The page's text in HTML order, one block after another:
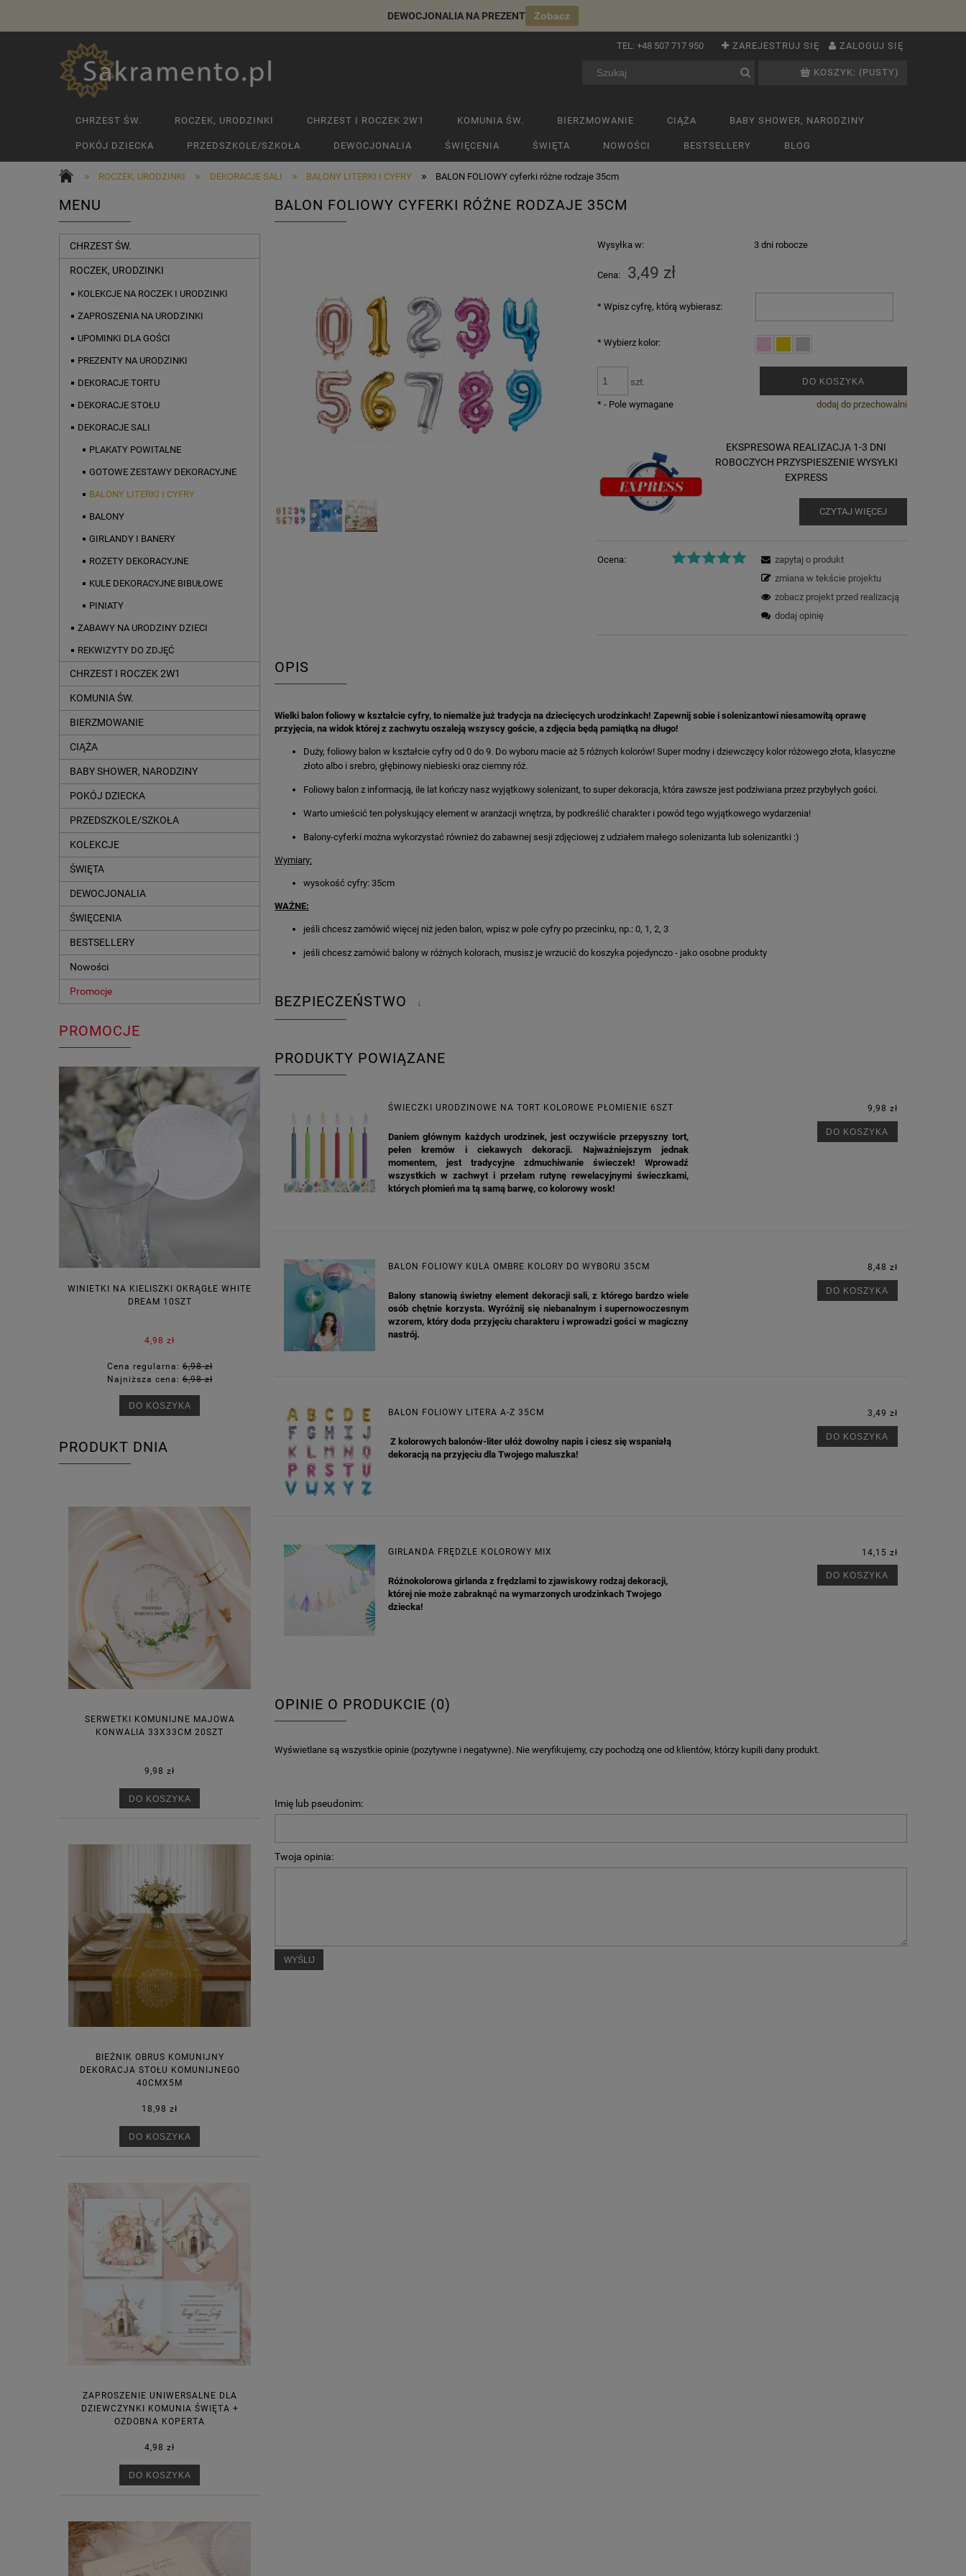
DEWOCJONALIA NA PREZENT Zobacz
ZAREJESTRUJ SIĘ ZALOGUJ SIĘ
TEL: +48 507 717 950
KOSZYK: (PUSTY)
CHRZEST ŚW. ROCZEK, URODZINKI CHRZEST I ROCZEK 2W1 KOMUNIA ŚW. BIERZMOWANIE CIĄŻA BABY SHOWER, NARODZINY
POKÓJ DZIECKA PRZEDSZKOLE/SZKOŁA DEWOCJONALIA ŚWIĘCENIA ŚWIĘTA NOWOŚCI BESTSELLERY BLOG
» ROCZEK, URODZINKI » DEKORACJE SALI » BALONY LITERKI I CYFRY » BALON FOLIOWY cyferki różne rodzaje 35cm
MENU
CHRZEST ŚW.
ROCZEK, URODZINKI
KOLEKCJE NA ROCZEK I URODZINKI
ZAPROSZENIA NA URODZINKI
UPOMINKI DLA GOŚCI
PREZENTY NA URODZINKI
DEKORACJE TORTU
DEKORACJE STOŁU
DEKORACJE SALI
PLAKATY POWITALNE
GOTOWE ZESTAWY DEKORACYJNE
BALONY LITERKI I CYFRY
BALONY
GIRLANDY I BANERY
ROZETY DEKORACYJNE
KULE DEKORACYJNE BIBUŁOWE
PINIATY
ZABAWY NA URODZINY DZIECI
REKWIZYTY DO ZDJĘĆ
CHRZEST I ROCZEK 2W1
KOMUNIA ŚW.
BIERZMOWANIE
CIĄŻA
BABY SHOWER, NARODZINY
POKÓJ DZIECKA
PRZEDSZKOLE/SZKOŁA
KOLEKCJE
ŚWIĘTA
DEWOCJONALIA
ŚWIĘCENIA
BESTSELLERY
Nowości
Promocje
PROMOCJE
WINIETKI NA KIELISZKI OKRĄGŁE WHITE
DREAM 10SZT
4,98 zł
Cena regularna:6,98 zł
Najniższa cena:6,98 zł
DO KOSZYKA
PUDEŁECZKA PODZIĘKOWANIE ZŁOTA
KORONKA KWADRAT 10SZT
DO KOSZYKA
PRODUKT DNIA
SERWETKI KOMUNIJNE MAJOWA
KONWALIA 33X33CM 20SZT
9,98 zł
DO KOSZYKA
BIEŻNIK OBRUS KOMUNIJNY
DEKORACJA STOŁU KOMUNIJNEGO
40CMX5M
18,98 zł
DO KOSZYKA
ZAPROSZENIE UNIWERSALNE DLA
DZIEWCZYNKI KOMUNIA ŚWIĘTA +
OZDOBNA KOPERTA
4,98 zł
DO KOSZYKA
BALON FOLIOWY CYFERKI RÓŻNE RODZAJE 35CM
Wysyłka w: 3 dni robocze
Cena: 3,49 zł
* Wpisz cyfrę, którą wybierasz:
* Wybierz kolor:
szt. DO KOSZYKA
dodaj do przechowalni
* - Pole wymagane
EKSPRESOWA REALIZACJA 1-3 DNI
ROBOCZYCH PRZYSPIESZENIE WYSYŁKI
EXPRESS
CZYTAJ WIĘCEJ
Ocena:
zapytaj o produkt
zmiana w tekście projektu
zobacz projekt przed realizacją
dodaj opinię
OPIS
Wielki balon foliowy w kształcie cyfry, to niemalże już tradycja na dziecięcych urodzinkach! Zapewnij sobie i solenizantowi niesamowitą oprawę
przyjęcia, na widok której z zachwytu oszaleją wszyscy goście, a zdjęcia będą pamiątką na długo!
Duży, foliowy balon w kształcie cyfry od 0 do 9. Do wyboru macie aż 5 różnych kolorów! Super modny i dziewczęcy kolor różowego złota, klasyczne
złoto albo i srebro, głębinowy niebieski oraz ciemny róż.
Foliowy balon z informacją, ile lat kończy nasz wyjątkowy solenizant, to super dekoracja, która zawsze jest podziwiana przez przybyłych gości.
Warto umieścić ten połyskujący element w aranżacji wnętrza, by podkreślić charakter i powód tego wyjątkowego wydarzenia!
Balony-cyferki można wykorzystać również do zabawnej sesji zdjęciowej z udziałem małego solenizanta lub solenizantki :)
Wymiary:
wysokość cyfry: 35cm
WAŻNE:
jeśli chcesz zamówić więcej niż jeden balon, wpisz w pole cyfry po przecinku, np.: 0, 1, 2, 3
jeśli chcesz zamówić balony w różnych kolorach, musisz je wrzucić do koszyka pojedynczo - jako osobne produkty
BEZPIECZEŃSTWO ↓
PRODUKTY POWIĄZANE
ŚWIECZKI URODZINOWE NA TORT KOLOROWE PŁOMIENIE 6SZT
Daniem głównym każdych urodzinek, jest oczywiście przepyszny tort,
pełen kremów i ciekawych dekoracji. Najważniejszym jednak
momentem, jest tradycyjne zdmuchiwanie świeczek! Wprowadź
wszystkich w zachwyt i przełam rutynę rewelacyjnymi świeczkami,
których płomień ma tą samą barwę, co kolorowy wosk!
9,98 zł
DO KOSZYKA
BALON FOLIOWY KULA OMBRE KOLORY DO WYBORU 35CM
Balony stanowią świetny element dekoracji sali, z którego bardzo wiele
osób chętnie korzysta. Wyróżnij się niebanalnym i supernowoczesnym
wzorem, który doda przyjęciu charakteru i wprowadzi gości w magiczny
nastrój.
8,48 zł
DO KOSZYKA
BALON FOLIOWY LITERA A-Z 35CM
Z kolorowych balonów-liter ułóż dowolny napis i ciesz się wspaniałą
dekoracją na przyjęciu dla Twojego maluszka!
3,49 zł
DO KOSZYKA
GIRLANDA FRĘDZLE KOLOROWY MIX
Różnokolorowa girlanda z frędzlami to zjawiskowy rodzaj dekoracji,
której nie może zabraknąć na wymarzonych urodzinkach Twojego
dziecka!
14,15 zł
DO KOSZYKA
OPINIE O PRODUKCIE (0)
Wyświetlane są wszystkie opinie (pozytywne i negatywne). Nie weryfikujemy, czy pochodzą one od klientów, którzy kupili dany produkt.
Imię lub pseudonim:
Twoja opinia:
WYŚLIJ